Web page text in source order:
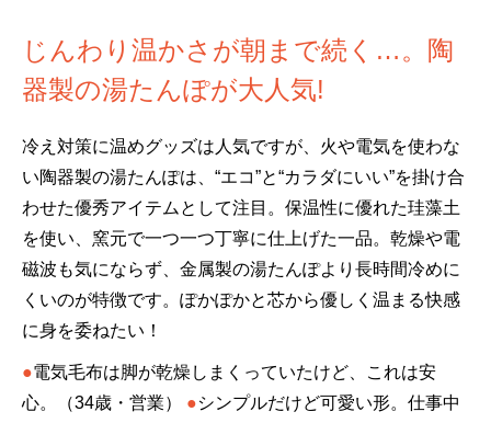
じんわり温かさが朝まで続く…。陶
器製の湯たんぽが大人気!
冷え対策に温めグッズは人気ですが、火や電気を使わな
い陶器製の湯たんぽは、“エコ”と“カラダにいい”を掛け合
わせた優秀アイテムとして注目。保温性に優れた珪藻土
を使い、窯元で一つ一つ丁寧に仕上げた一品。乾燥や電
磁波も気にならず、金属製の湯たんぽより長時間冷めに
くいのが特徴です。ぽかぽかと芯から優しく温まる快感
に身を委ねたい！
●電気毛布は脚が乾燥しまくっていたけど、これは安
心。（34歳・営業）
●シンプルだけど可愛い形。仕事中